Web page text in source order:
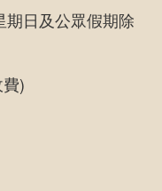
日及公眾假期除
)